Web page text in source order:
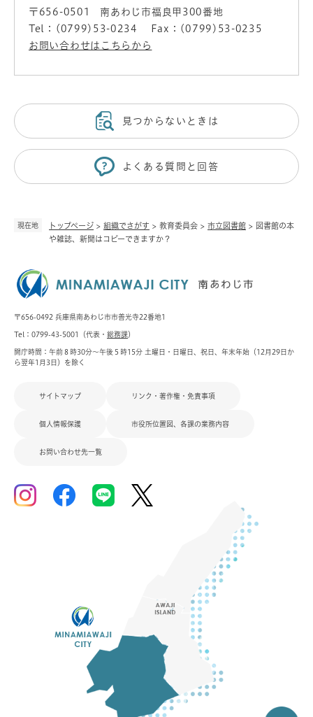
現在地 トップページ > 組織でさがす > 教育委員会 > 市立図書館 >
図書館の本
や雑誌、新聞はコピーできますか？
〒656-0501
南あわじ市福良甲300番地
Tel：(0799)53-0234
Fax：(0799)53-0235
お問い合わせはこちらから
見つからないときは
よくある質問と回答
〒656-0492 兵庫県南あわじ市市善光寺22番地1
Tel：0799-43-5001（代表・ 総務課）
開庁時間：午前８時30分～午後５時15分 土曜日・日曜日、祝日、年末年始（12月29日か
ら翌年1月3日）を除く
サイトマップ リンク・著作権・免責事項
個人情報保護 市役所位置図、各課の業務内容
お問い合わせ先一覧